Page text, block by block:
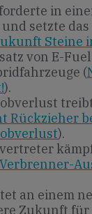
in
setzte
Steine
von E-
(
).
Rückzieher
).
Verbrenner-
an einem
Zukunft